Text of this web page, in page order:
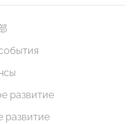
развитие
развитие